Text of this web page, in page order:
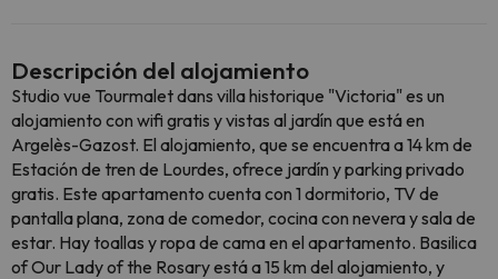
Descripción del alojamiento
Studio vue Tourmalet dans villa historique "Victoria" es un
alojamiento con wifi gratis y vistas al jardín que está en
Argelès-Gazost. El alojamiento, que se encuentra a 14 km de
Estación de tren de Lourdes, ofrece jardín y parking privado
gratis. Este apartamento cuenta con 1 dormitorio, TV de
pantalla plana, zona de comedor, cocina con nevera y sala de
estar. Hay toallas y ropa de cama en el apartamento. Basilica
of Our Lady of the Rosary está a 15 km del alojamiento, y